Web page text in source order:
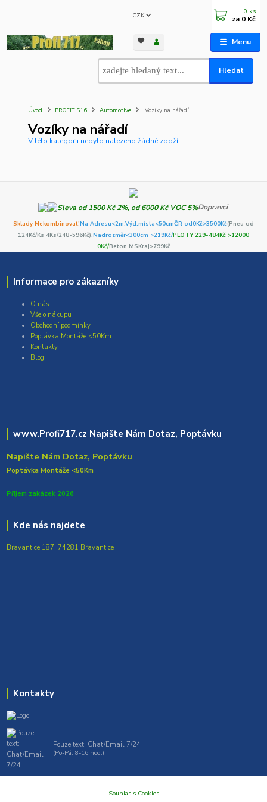
Menu
CZK
Hledat
0 ks
za 0 Kč
Úvod PROFIT S16 Automotive Vozíky na nářadí
Vozíky na nářadí
V této kategorii nebylo nalezeno žádné zboží.
Dopravci
Sklady Nekombinovat!Na Adresu<2m,Výd.místa<50cmČR od0Kč>3500Kč(Pneu od
124Kč/Ks 4Ks/248-596Kč),Nadrozměr<300cm >219Kč/PLOTY 229-484Kč >12000
0Kč/Beton MSKraj>799Kč
Informace pro zákazníky
O nás
Vše o nákupu
Obchodní podmínky
Poptávka Montáže <50Km
Kontakty
Blog
www.Profi717.cz Napište Nám Dotaz, Poptávku
Napište Nám Dotaz, Poptávku
Poptávka Montáže <50Km
Přijem zakázek 2026
Kde nás najdete
Bravantice 187, 74281 Bravantice
Kontakty
Pouze text: Chat/Email 7/24
(Po-Pá, 8-16 hod.)
Souhlas s Cookies